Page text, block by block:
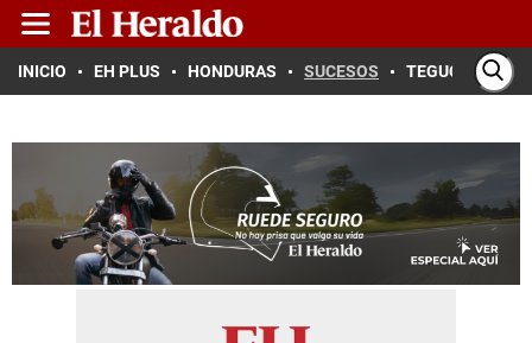
INICIO EH PLUS HONDURAS SUCESOS TEGUCIGALPA